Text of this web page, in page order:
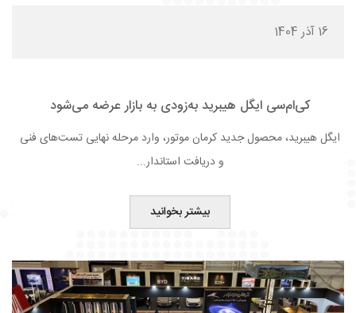
16 آذر 1404
کی‌ام‌سی ایگل هیبرید به‌زودی به بازار عرضه می‌شود
ایگل هیبرید، محصول جدید کرمان موتور، وارد مرحله نهایی تست‌های فنی
و دریافت استاندار...
بیشتر بخوانید